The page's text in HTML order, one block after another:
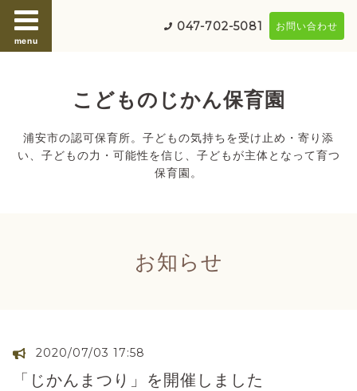
menu
047-702-5081 お問い合わせ
こどものじかん保育園
浦安市の認可保育所。子どもの気持ちを受け止め・寄り添
い、子どもの力・可能性を信じ、子どもが主体となって育つ
保育園。
お知らせ
2020/07/03 17:58
「じかんまつり」を開催しました